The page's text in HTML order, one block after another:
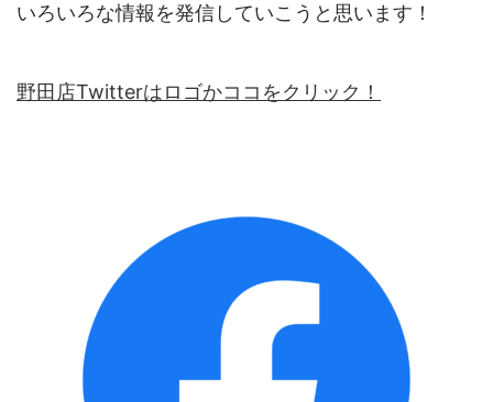
いろいろな情報を発信していこうと思います！
野田店Twitterはロゴかココをクリック！